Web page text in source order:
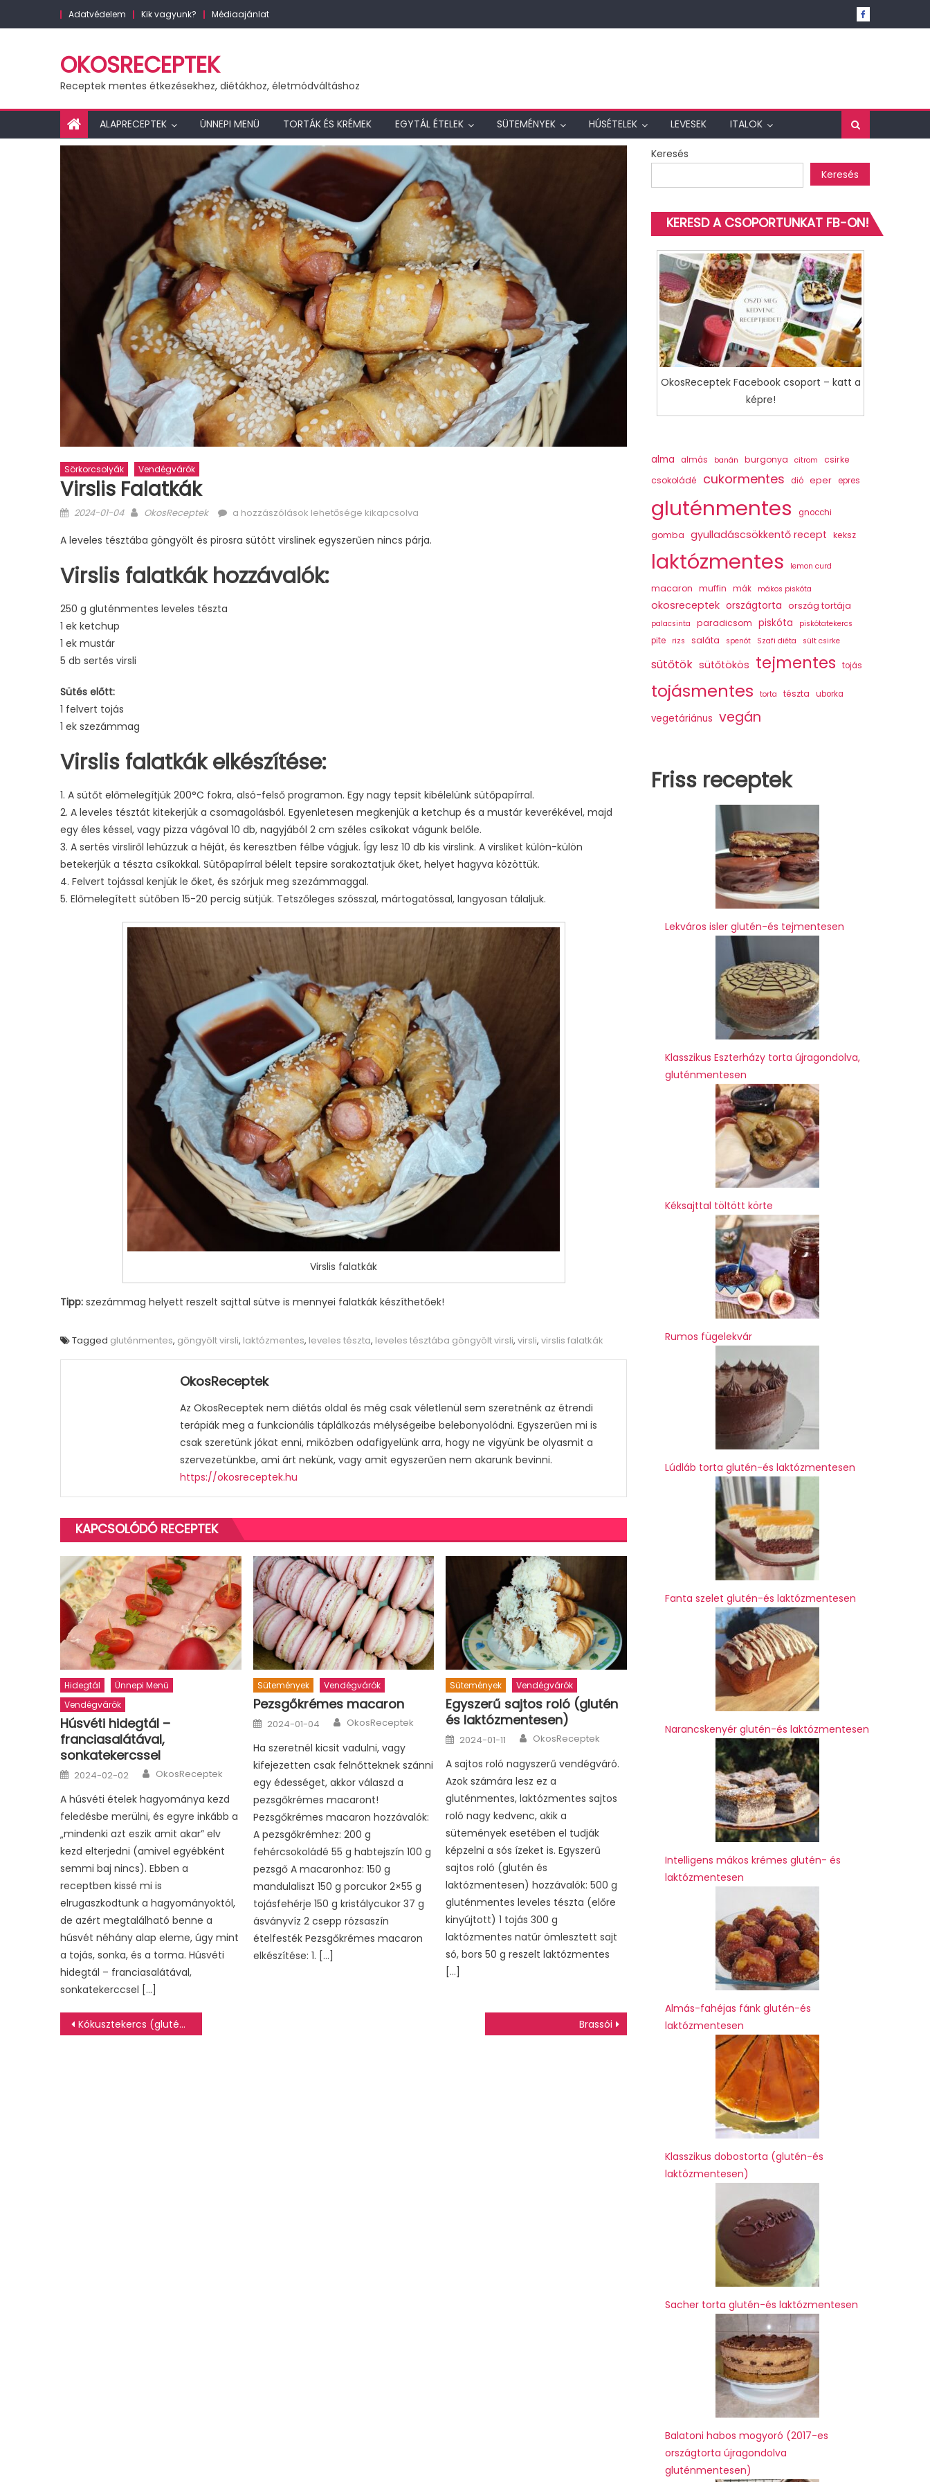
to
Adatvédelem Kik vagyunk? Médiaajánlat
OKOSRECEPTEK
Receptek mentes étkezésekhez, diétákhoz, életmódváltáshoz
ALAPRECEPTEK ÜNNEPI MENÜ TORTÁK ÉS KRÉMEK EGYTÁL ÉTELEK SÜTEMÉNYEK HÚSÉTELEK LEVESEK ITALOK
Sörkorcsolyák Vendégvárók
Virslis Falatkák
Posted
2024-01-04 Author
OkosReceptek
Virslis
bejegyzéshez
a hozzászólások lehetősége kikapcsolva
A leveles tésztába göngyölt és pirosra sütött virslinek egyszerűen nincs párja.
Virslis falatkák hozzávalók:
250 g gluténmentes leveles tészta
1 ek ketchup
1 ek mustár
5 db sertés virsli
Sütés előtt:
1 felvert tojás
1 ek szezámmag
Virslis falatkák elkészítése:
1. A sütőt előmelegítjük 200°C fokra, alsó-felső programon. Egy nagy tepsit kibélelünk sütőpapírral.
2. A leveles tésztát kitekerjük a csomagolásból. Egyenletesen megkenjük a ketchup és a mustár keverékével, majd
egy éles késsel, vagy pizza vágóval 10 db, nagyjából 2 cm széles csíkokat vágunk belőle.
3. A sertés virsliről lehúzzuk a héját, és keresztben félbe vágjuk. Így lesz 10 db kis virslink. A virsliket külön-külön
betekerjük a tészta csíkokkal. Sütőpapírral bélelt tepsire sorakoztatjuk őket, helyet hagyva közöttük.
4. Felvert tojással kenjük le őket, és szórjuk meg szezámmaggal.
5. Előmelegített sütőben 15-20 percig sütjük. Tetszőleges szósszal, mártogatóssal, langyosan tálaljuk.
Virslis falatkák
Tipp: szezámmag helyett reszelt sajttal sütve is mennyei falatkák készíthetőek!
Tagged gluténmentes, göngyölt virsli, laktózmentes, leveles tészta, leveles tésztába göngyölt virsli, virsli, virslis falatkák
OkosReceptek
Az OkosReceptek nem diétás oldal és még csak véletlenül sem szeretnénk az étrendi
terápiák meg a funkcionális táplálkozás mélységeibe belebonyolódni. Egyszerűen mi is
csak szeretünk jókat enni, miközben odafigyelünk arra, hogy ne vigyünk be olyasmit a
szervezetünkbe, ami árt nekünk, vagy amit egyszerűen nem akarunk bevinni.
https://okosreceptek.hu
KAPCSOLÓDÓ RECEPTEK
Hidegtál
Ünnepi Menü
Vendégvárók
Húsvéti hidegtál –
franciasalátával,
sonkatekercssel
Posted
on
2024-02-02 Author
OkosReceptek
A húsvéti ételek hagyománya kezd
feledésbe merülni, és egyre inkább a
„mindenki azt eszik amit akar” elv
kezd elterjedni (amivel egyébként
semmi baj nincs). Ebben a
receptben kissé mi is
elrugaszkodtunk a hagyományoktól,
de azért megtalálható benne a
húsvét néhány alap eleme, úgy mint
a tojás, sonka, és a torma. Húsvéti
hidegtál – franciasalátával,
sonkatekerccsel […]
Sütemények Vendégvárók
Pezsgőkrémes macaron
Posted
on
2024-01-04 Author
OkosReceptek
Ha szeretnél kicsit vadulni, vagy
kifejezetten csak felnőtteknek szánni
egy édességet, akkor válaszd a
pezsgőkrémes macaront!
Pezsgőkrémes macaron hozzávalók:
A pezsgőkrémhez: 200 g
fehércsokoládé 55 g habtejszín 100 g
pezsgő A macaronhoz: 150 g
mandulaliszt 150 g porcukor 2×55 g
tojásfehérje 150 g kristálycukor 37 g
ásványvíz 2 csepp rózsaszín
ételfesték Pezsgőkrémes macaron
elkészítése: 1. […]
Sütemények Vendégvárók
Egyszerű sajtos roló (glutén
és laktózmentesen)
Posted
on
2024-01-11 Author
OkosReceptek
A sajtos roló nagyszerű vendégváró.
Azok számára lesz ez a
gluténmentes, laktózmentes sajtos
roló nagy kedvenc, akik a
sütemények esetében el tudják
képzelni a sós ízeket is. Egyszerű
sajtos roló (glutén és
laktózmentesen) hozzávalók: 500 g
gluténmentes leveles tészta (előre
kinyújtott) 1 tojás 300 g
laktózmentes natúr ömlesztett sajt
só, bors 50 g reszelt laktózmentes
[…]
Bejegyzés
Kókusztekercs (glutén-és laktózmentesen) Brassói
Keresés
Keresés
KERESD A CSOPORTUNKAT FB-ON!
OkosReceptek Facebook csoport – katt a
képre!
alma almás banán burgonya citrom
csirke
csokoládé
cukormentes dió eper epres
gluténmentes gnocchi
gomba gyulladáscsökkentő recept keksz
laktózmentes lemon curd
macaron muffin mák mákos piskóta
okosreceptek országtorta ország tortája
palacsinta paradicsom piskóta piskótatekercs
pite rizs saláta spenót Szafi diéta sült csirke
sütőtök sütőtökös tejmentes tojás
tojásmentes torta tészta uborka
vegetáriánus vegán
Friss receptek
Lekváros isler glutén-és tejmentesen
Klasszikus Eszterházy torta újragondolva,
gluténmentesen
Kéksajttal töltött körte
Rumos fügelekvár
Lúdláb torta glutén-és laktózmentesen
Fanta szelet glutén-és laktózmentesen
Narancskenyér glutén-és laktózmentesen
Intelligens mákos krémes glutén- és
laktózmentesen
Almás-fahéjas fánk glutén-és
laktózmentesen
Klasszikus dobostorta (glutén-és
laktózmentesen)
Sacher torta glutén-és laktózmentesen
Balatoni habos mogyoró (2017-es
országtorta újragondolva
gluténmentesen)